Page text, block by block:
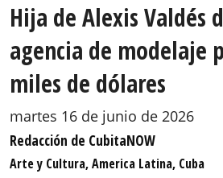
Hija de Alexis Valdés
agencia de modelaje
miles de dólares
martes 16 de junio de 2026
Redacción de CubitaNOW
Arte y Cultura, America Latina, Cuba